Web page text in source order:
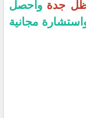
جدة واحصل
مجانية